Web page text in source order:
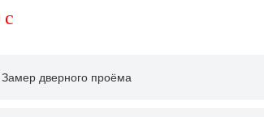
c
Замер дверного проёма